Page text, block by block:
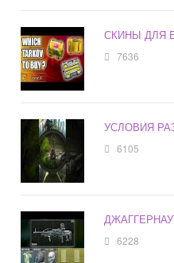
СКИНЫ ДЛЯ
7636
УСЛОВИЯ
6105
6228